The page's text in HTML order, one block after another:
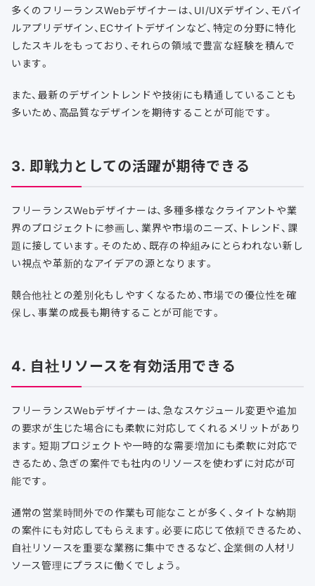
多くのフリーランスWebデザイナーは、UI/UXデザイン、モバイ
ルアプリデザイン、ECサイトデザインなど、特定の分野に特化
したスキルをもっており、それらの領域で豊富な経験を積んで
います。
また、最新のデザイントレンドや技術にも精通していることも
多いため、高品質なデザインを期待することが可能です。
3. 即戦力としての活躍が期待できる
フリーランスWebデザイナーは、多種多様なクライアントや業
界のプロジェクトに参画し、業界や市場のニーズ、トレンド、課
題に接しています。そのため、既存の枠組みにとらわれない新し
い視点や革新的なアイデアの源となります。
競合他社との差別化もしやすくなるため、市場での優位性を確
保し、事業の成長も期待することが可能です。
4. 自社リソースを有効活用できる
フリーランスWebデザイナーは、急なスケジュール変更や追加
の要求が生じた場合にも柔軟に対応してくれるメリットがあり
ます。短期プロジェクトや一時的な需要増加にも柔軟に対応で
きるため、急ぎの案件でも社内のリソースを使わずに対応が可
能です。
通常の営業時間外での作業も可能なことが多く、タイトな納期
の案件にも対応してもらえます。必要に応じて依頼できるため、
自社リソースを重要な業務に集中できるなど、企業側の人材リ
ソース管理にプラスに働くでしょう。